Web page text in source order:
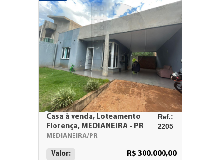
Casa à venda, Loteamento
Florença, MEDIANEIRA - PR
Ref.:
2205
MEDIANEIRA/PR
Valor: R$ 300.000,00